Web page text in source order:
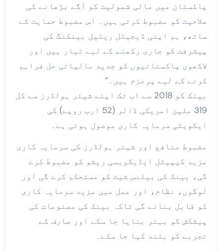
پاکستان میں مالی شمولیت کو آگے بڑھانے کی
صلاحیت کو مضبوط کرتی ہیں۔ اس مضبوط حمایت کے
ساتھ، ہم اپنی ڈیجیٹل ریٹیل بینکنگ کی
پیشرفت کو جاری رکھنے کے لیے تیار ہیں اور
لاکھوں پاکستانیوں کو جدید مالیاتی حل فراہم
کرنے کے لیے پرعزم ہیں۔”
بینک کو 2018 سے اب تک اپنے شیئر ہولڈرز سے کل
319 ملین امریکی ڈالر (52 ارب روپے) کی
ایکویٹی سرمایہ کاری موصول ہوئی ہے۔
مضبوط منافع اور شیئر ہولڈرز کی سرمایہ کاری
مزید کیپیٹل ایڈیکویسی ریشو کو مضبوط کرے
گی، بینک کی بیلنس شیٹ کو مستحکم کرے گی اور
لوگوں، نظام، اور عمل میں مزید سرمایہ کاری
کو قابل بنائے گی تاکہ بینک کی مصنوعات کی
پیشکش کو بہتر بنایا جا سکے اور صارف کے
تجربے کو بلند کیا جا سکے۔